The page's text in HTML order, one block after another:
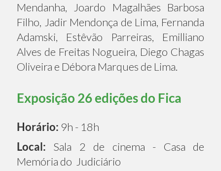
Mendanha, Joardo Magalhães Barbosa
Filho, Jadir Mendonça de Lima, Fernanda
Adamski, Estêvão Parreiras, Emilliano
Alves de Freitas Nogueira, Diego Chagas
Oliveira e Débora Marques de Lima.
Exposição 26 edições do Fica
Horário: 9h - 18h
Local: Sala 2 de cinema - Casa de
Memória do Judiciário